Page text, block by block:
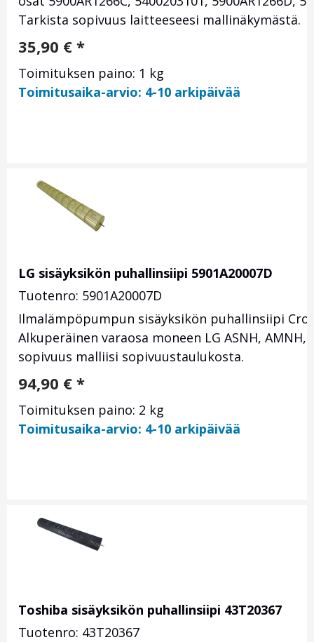
Tarkista sopivuus laitteeseesi mallinäkymästä.
35,90 € *
Toimituksen paino: 1 kg
Toimitusaika-arvio: 4-10 arkipäivää
LG sisäyksikön puhallinsiipi 5901A20007D
Tuotenro: 5901A20007D
Ilmalämpöpumpun sisäyksikön puhallinsiipi
Alkuperäinen varaosa moneen LG ASNH,
sopivuus malliisi sopivuustaulukosta.
94,90 € *
Toimituksen paino: 2 kg
Toimitusaika-arvio: 4-10 arkipäivää
Toshiba sisäyksikön puhallinsiipi 43T20367
Tuotenro: 43T20367